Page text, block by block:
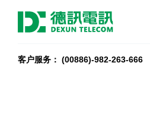
客户服务： (00886)-982-263-666